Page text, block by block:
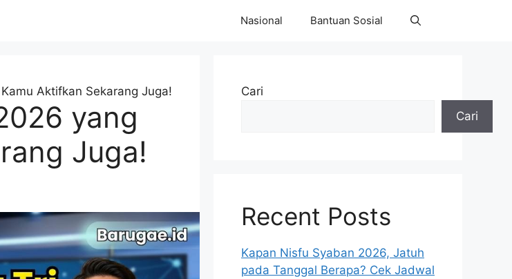
Nasional Bantuan Sosial
Aktifkan Sekarang Juga!
yang
Juga!
Cari
Cari
Recent Posts
Kapan Nisfu Syaban 2026, Jatuh
pada Tanggal Berapa? Cek Jadwal